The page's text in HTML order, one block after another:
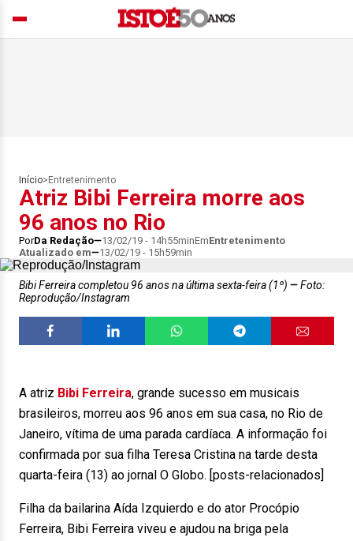
Início> Entretenimento
Atriz Bibi Ferreira morre aos
96 anos no Rio
PorDa Redação 13/02/19 - 14h55minEmEntretenimento
Atualizado em
13/02/19 - 15h59min
Bibi Ferreira completou 96 anos na última sexta-feira (1º)
Foto:
Reprodução/Instagram
A atriz Bibi Ferreira, grande sucesso em musicais
brasileiros, morreu aos 96 anos em sua casa, no Rio de
Janeiro, vítima de uma parada cardíaca. A informação foi
confirmada por sua filha Teresa Cristina na tarde desta
quarta-feira (13) ao jornal O Globo. [posts-relacionados]
Filha da bailarina Aída Izquierdo e do ator Procópio
Ferreira, Bibi Ferreira viveu e ajudou na briga pela